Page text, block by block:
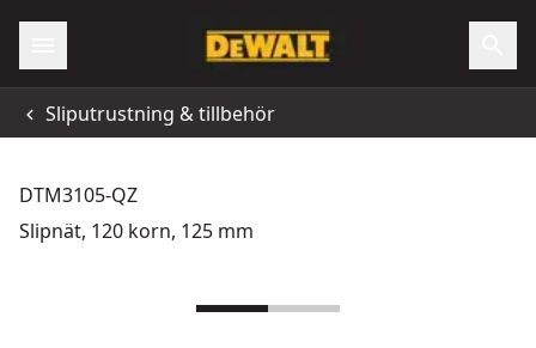
Sliputrustning & tillbehör
DTM3105-QZ
Slipnät, 120 korn, 125 mm